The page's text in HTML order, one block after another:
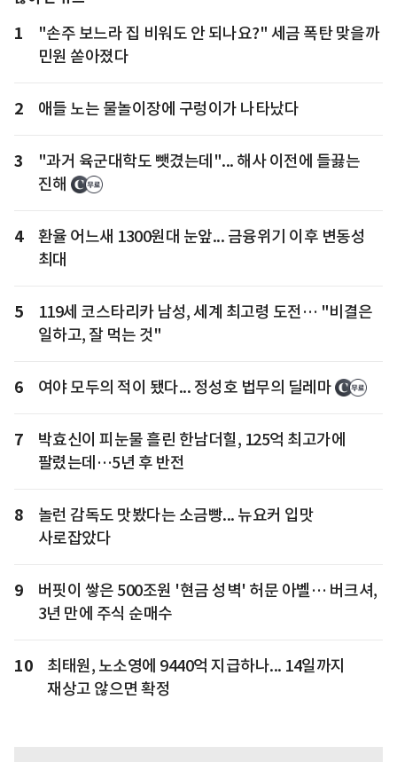
1
"손주 보느라 집 비워도 안 되나요?" 세금 폭탄 맞을까
민원 쏟아졌다
2 애들 노는 물놀이장에 구렁이가 나타났다
3
"과거 육군대학도 뺏겼는데"... 해사 이전에 들끓는
진해
4
환율 어느새 1300원대 눈앞... 금융위기 이후 변동성
최대
5
119세 코스타리카 남성, 세계 최고령 도전… "비결은
일하고, 잘 먹는 것"
6 여야 모두의 적이 됐다... 정성호 법무의 딜레마
7
박효신이 피눈물 흘린 한남더힐, 125억 최고가에
팔렸는데…5년 후 반전
8
놀런 감독도 맛봤다는 소금빵... 뉴요커 입맛
사로잡았다
9
버핏이 쌓은 500조원 '현금 성벽' 허문 아벨… 버크셔,
3년 만에 주식 순매수
10
최태원, 노소영에 9440억 지급하나... 14일까지
재상고 않으면 확정